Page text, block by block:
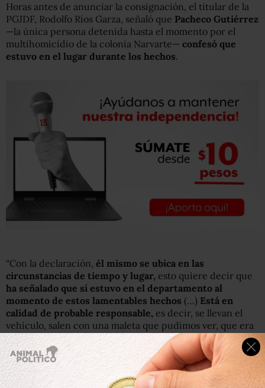
Horas antes de anunciar la consignación, el titular de la
PGJDF, Rodolfo Ríos Garza, señaló que Pacheco Gutiérrez
—la única persona detenida hasta el momento por el
multihomicidio de la colonia Narvarte— confesó que
estuvo en el lugar durante los hechos.
“Con la declaración, él mismo se ubica en las
circunstancias de tiempo y lugar, esto quiere decir que
ha señalado que sí estuvo en el departamento al
momento de estos lamentables hechos (…) Está en
calidad de probable responsable, es decir, se llevan el
vehículo, salen con una maleta que pudimos ver, que era
pesada, es decir, cuando alguien se lleva bienes que no
son de su propiedad, existe un robo, pero no
necesariamente ellos entraran a robar, no, esta es una
parte de un delito que se investiga”,dijo el procurador